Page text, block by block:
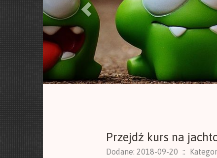
Przejdź kurs na
Dodane: 2018-09-20 ::